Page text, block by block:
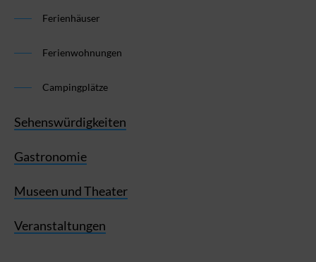
Ferienhäuser
Ferienwohnungen
Campingplätze
Sehenswürdigkeiten
Gastronomie
Museen und Theater
Veranstaltungen